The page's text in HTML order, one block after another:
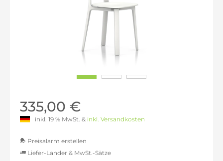
335,00 €
inkl. 19 % MwSt. & inkl. Versandkosten
Preisalarm erstellen
Liefer-Länder & MwSt.-Sätze